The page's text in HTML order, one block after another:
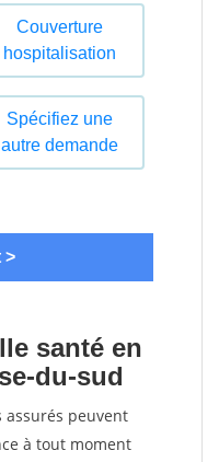
santé en
du-sud
assurés peuvent
à tout moment